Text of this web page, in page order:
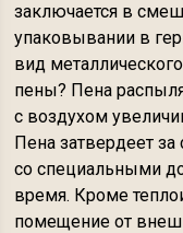
заключается в
упаковывании в
вид
пены? Пена
с воздухом
Пена затвердеет
со специальными
время. Кроме
помещение от